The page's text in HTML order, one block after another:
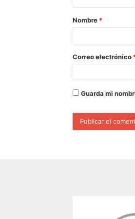
Nombre *
Correo electrónico
Guarda mi